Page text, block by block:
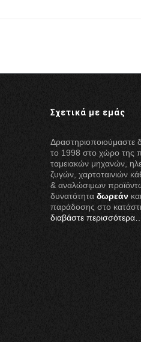
Σχετικά με εμάς
Δραστηριοποιούμαστε
το 1998 στο χώρο της
ταμειακών μηχανών,
ζυγών, χαρτοταινιών
& αναλώσιμων
δυνατότητα δωρεάν
παράδοσης στο
διαβάστε περισσότερα…